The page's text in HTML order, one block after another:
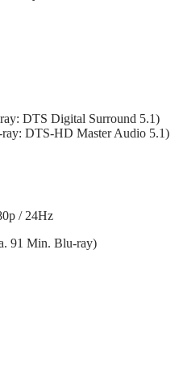
DTS Digital Surround 5.1)
DTS-HD Master Audio 5.1)
/ 24Hz
91 Min. Blu-ray)